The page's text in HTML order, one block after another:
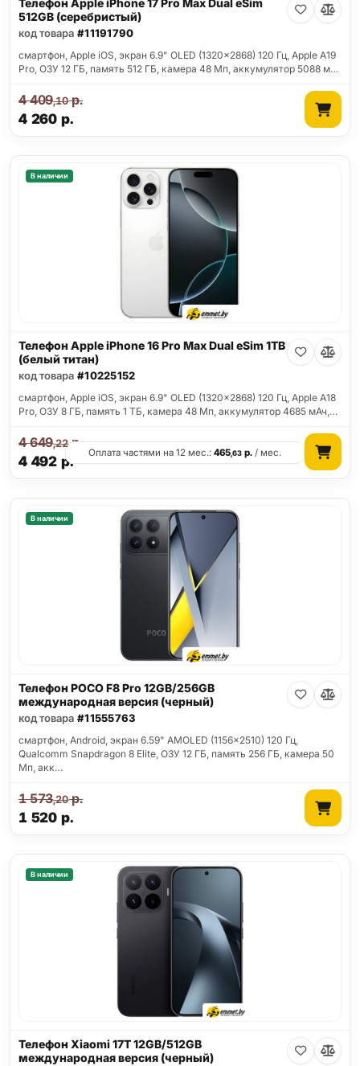
Телефон Apple iPhone 17 Pro Max Dual eSim
512GB (серебристый)
код товара #11191790
смартфон, Apple iOS, экран 6.9" OLED (1320x2868) 120 Гц, Apple A19
Pro, ОЗУ 12 ГБ, память 512 ГБ, камера 48 Мп, аккумулятор 5088 м…
4 260 р.
4 409,10р.
В наличии
Телефон Apple iPhone 16 Pro Max Dual eSim 1TB
(белый титан)
код товара #10225152
смартфон, Apple iOS, экран 6.9" OLED (1320x2868) 120 Гц, Apple A18
Pro, ОЗУ 8 ГБ, память 1 ТБ, камера 48 Мп, аккумулятор 4685 мАч,…
4 492 р.
4 649,22р.
Оплата частями на 12 мес.:465,63 р. / мес.
В наличии
Телефон POCO F8 Pro 12GB/256GB
международная версия (черный)
код товара #11555763
смартфон, Android, экран 6.59" AMOLED (1156x2510) 120 Гц,
Qualcomm Snapdragon 8 Elite, ОЗУ 12 ГБ, память 256 ГБ, камера 50
Мп, акк…
1 520 р.
1 573,20р.
В наличии
Телефон Xiaomi 17T 12GB/512GB
международная версия (черный)